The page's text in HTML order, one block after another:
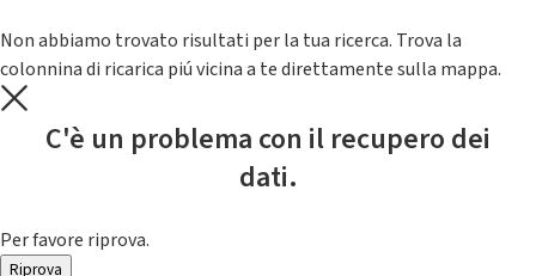
Non abbiamo trovato risultati per la tua ricerca. Trova la
colonnina di ricarica piú vicina a te direttamente sulla mappa.
C'è un problema con il recupero dei
dati.
Per favore riprova.
Riprova